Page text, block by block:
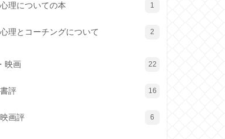
心理についての本 1
心理とコーチングについて 2
映画 22
書評 16
映画評 6